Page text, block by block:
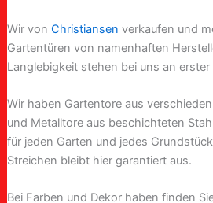
Wir von Christiansen verkaufen und
Gartentüren von namenhaften
Langlebigkeit stehen bei uns an erster
Wir haben Gartentore aus
und Metalltore aus beschichteten
für jeden Garten und jedes
Streichen bleibt hier garantiert aus.
Bei Farben und Dekor haben finden